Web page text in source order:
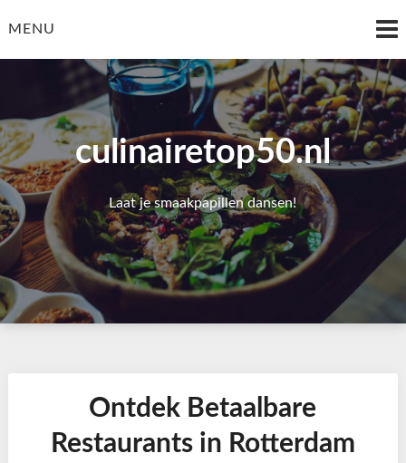
toMENU
culinairetop50.nl
Laat je smaakpapillen dansen!
Ontdek Betaalbare
Restaurants in Rotterdam